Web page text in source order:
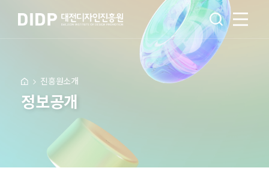
진흥원소개
정보공개